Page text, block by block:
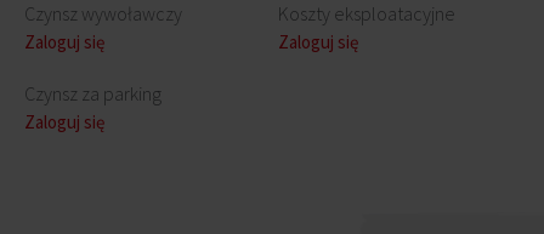
Czynsz wywoławczy
Zaloguj się
Czynsz za parking
Zaloguj się
Koszty eksploatacyjne
Zaloguj się